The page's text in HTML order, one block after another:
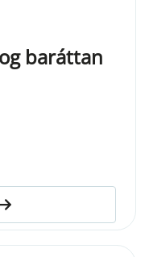
baráttan